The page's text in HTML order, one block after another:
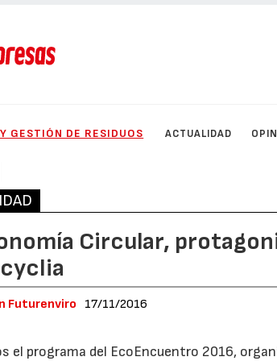
GESTIÓN DE RESIDUOS ACTUALIDAD
Circular,
Futurenviro 17/11/2016
el programa del EcoEncuentro 2016,